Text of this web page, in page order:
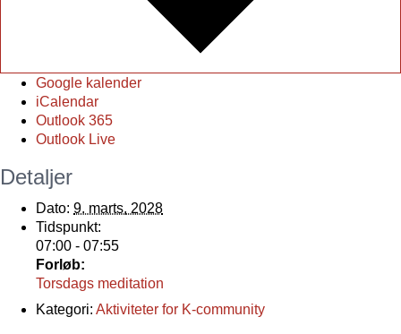
Google kalender
iCalendar
Outlook 365
Outlook Live
Detaljer
Dato: 9. marts, 2028
Tidspunkt:
07:00 - 07:55
Forløb:
Torsdags meditation
Kategori: Aktiviteter for K-community